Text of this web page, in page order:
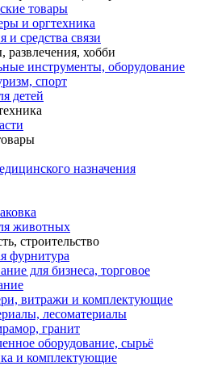
товары
и оргтехника
и средства связи
развлечения, хобби
инструменты, оборудование
спорт
детей
назначения
животных
строительство
фурнитура
для бизнеса, торговое
витражи и комплектующие
лесоматериалы
гранит
оборудование, сырьё
и комплектующие